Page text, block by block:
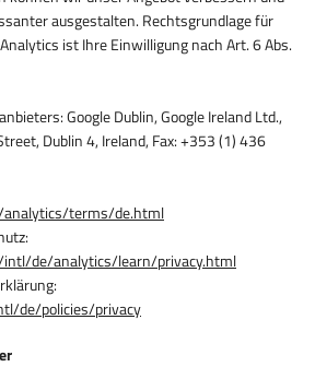
ausgestalten. Rechtsgrundlage für
ist Ihre Einwilligung nach Art. 6 Abs.
Google Dublin, Google Ireland Ltd.,
Dublin 4, Ireland, Fax: +353 (1) 436
terms/de.html
de/analytics/learn/privacy.html
de/policies/privacy